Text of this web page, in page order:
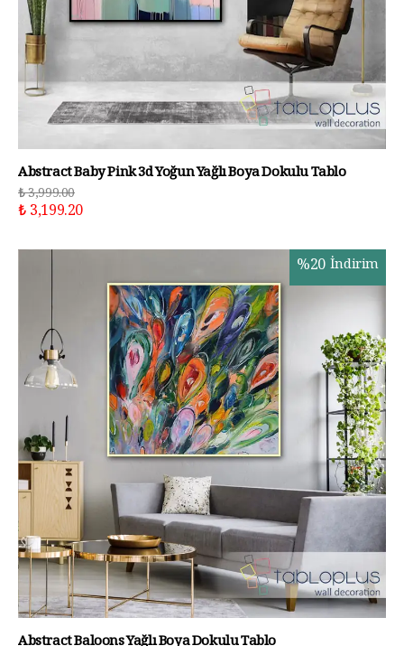
Abstract Baby Pink 3d Yoğun Yağlı Boya Dokulu Tablo
₺ 3,999.00
₺ 3,199.20
%20 İndirim